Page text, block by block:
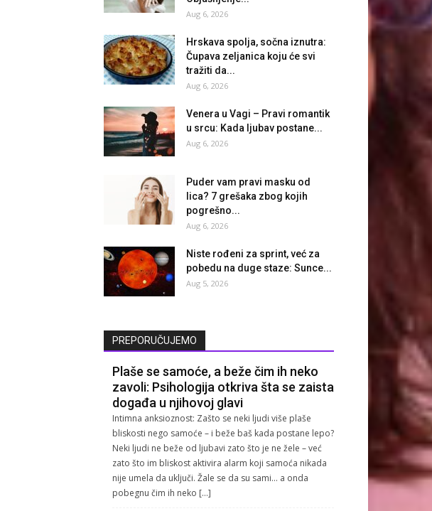
Aug 6, 2026
Hrskava spolja, sočna iznutra:
Čupava zeljanica koju će svi
tražiti da...
Aug 6, 2026
Venera u Vagi – Pravi romantik
u srcu: Kada ljubav postane...
Aug 6, 2026
Puder vam pravi masku od
lica? 7 grešaka zbog kojih
pogrešno...
Aug 6, 2026
Niste rođeni za sprint, već za
pobedu na duge staze: Sunce...
Aug 5, 2026
PREPORUČUJEMO
Plaše se samoće, a beže čim ih neko
zavoli: Psihologija otkriva šta se zaista
događa u njihovoj glavi
Intimna anksioznost: Zašto se neki ljudi više plaše
bliskosti nego samoće – i beže baš kada postane lepo?
Neki ljudi ne beže od ljubavi zato što je ne žele – već
zato što im bliskost aktivira alarm koji samoća nikada
nije umela da uključi. Žale se da su sami… a onda
pobegnu čim ih neko […]